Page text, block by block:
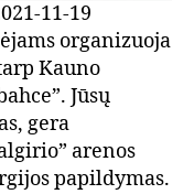
11-19
organizuoja
Kauno
Jūsų
gera
arenos
papildymas.